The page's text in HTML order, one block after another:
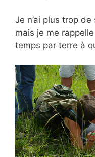
Je n’ai plus trop
mais je me
temps par terre à